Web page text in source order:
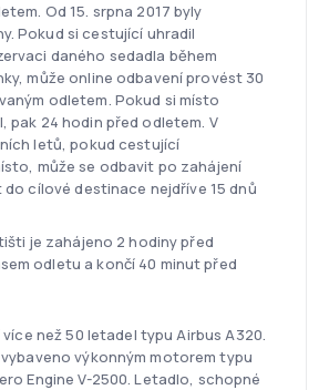
Od 15. srpna 2017 byly
Pokud si cestující uhradil
daného sedadla během
může online odbavení provést 30
odletem. Pokud si místo
pak 24 hodin před odletem. V
letů, pokud cestující
může se odbavit po zahájení
cílové destinace nejdříve 15 dnů
je zahájeno 2 hodiny před
odletu a končí 40 minut před
než 50 letadel typu Airbus A320.
výkonným motorem typu
Engine V-2500. Letadlo, schopné